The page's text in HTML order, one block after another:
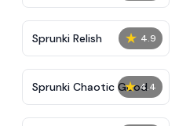
2
★ 4.9
Sprunki Relish
★ 4.4
Sprunki Chaotic Good